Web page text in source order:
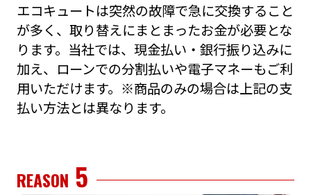
エコキュートは突然の故障で急に交換すること
が多く、取り替えにまとまったお⾦が必要とな
ります。当社では、現⾦払い・銀⾏振り込みに
加え、ローンでの分割払いや電⼦マネーもご利
⽤いただけます。※商品のみの場合は上記の⽀
払い⽅法とは異なります。
REASON 5